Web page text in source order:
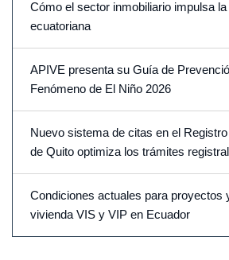
Cómo el sector inmobiliario impulsa
ecuatoriana
APIVE presenta su Guía de
Fenómeno de El Niño 2026
Nuevo sistema de citas en el
de Quito optimiza los trámites
Condiciones actuales para proyectos
vivienda VIS y VIP en Ecuador